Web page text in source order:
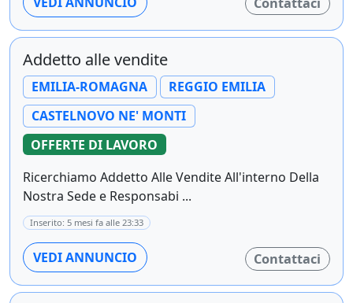
Addetto alle vendite
EMILIA-ROMAGNA
REGGIO EMILIA
CASTELNOVO NE' MONTI
OFFERTE DI LAVORO
Ricerchiamo Addetto Alle Vendite All'interno Della
Nostra Sede e Responsabi ...
Inserito: 5 mesi fa alle 23:33
VEDI ANNUNCIO Contattaci